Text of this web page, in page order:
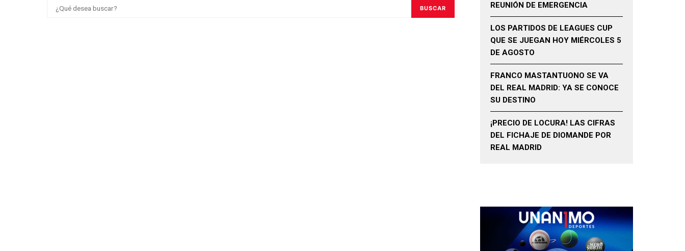
BUSCAR
REUNIÓN DE EMERGENCIA
LOS PARTIDOS DE LEAGUES CUP
QUE SE JUEGAN HOY MIÉRCOLES 5
DE AGOSTO
FRANCO MASTANTUONO SE VA
DEL REAL MADRID: YA SE CONOCE
SU DESTINO
¡PRECIO DE LOCURA! LAS CIFRAS
DEL FICHAJE DE DIOMANDE POR
REAL MADRID